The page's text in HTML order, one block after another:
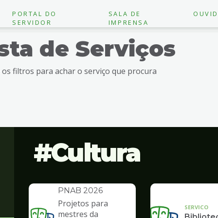
PORTAL DO
SERVIDOR
SALA DE
IMPRENSA
de Serviços
os filtros para achar o serviço que procura
Cultura
INSTITUCIONAL
PNAB 2026
Projetos para
mestres da
SERVICO